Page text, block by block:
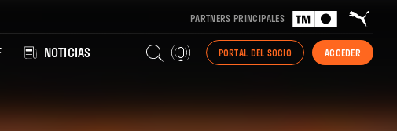
PARTNERS PRINCIPALES
NOTICIAS PORTAL DEL SOCIO ACCEDER